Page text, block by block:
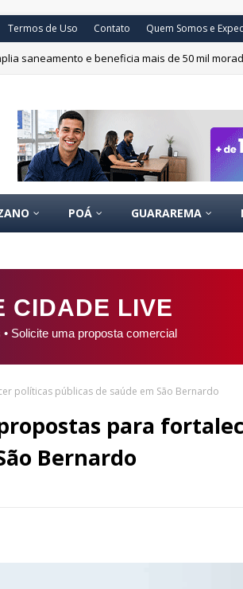
Termos de Uso Contato Quem Somos e
saneamento e beneficia mais de 50 mil
POÁ GUARAREMA
CIDADE LIVE
Solicite uma proposta comercial
políticas públicas de saúde em São Bernardo
para
Bernardo